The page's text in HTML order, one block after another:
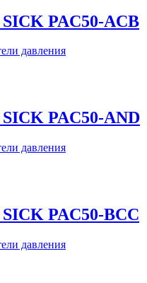
PAC50-ACB
давления
PAC50-AND
давления
PAC50-BCC
давления